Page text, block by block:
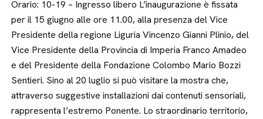
Orario: 10-19 – Ingresso libero L’inaugurazione è fissata
per il 15 giugno alle ore 11.00, alla presenza del Vice
Presidente della regione Liguria Vincenzo Gianni Plinio, del
Vice Presidente della Provincia di Imperia Franco Amadeo
e del Presidente della Fondazione Colombo Mario Bozzi
Sentieri. Sino al 20 luglio si può visitare la mostra che,
attraverso suggestive installazioni dai contenuti sensoriali,
rappresenta l’estremo Ponente. Lo straordinario territorio,